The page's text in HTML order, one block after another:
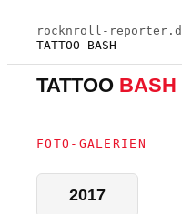
rocknroll-
TATTOO BASH
TATTOO BASH
FOTO-GALERIEN
2017